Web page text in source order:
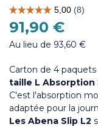
91,90 €
Au lieu de 93,60 €
Carton de 4 paquets
taille L Absorption
C'est l'absorption
adaptée pour la
Les Abena Slip L2